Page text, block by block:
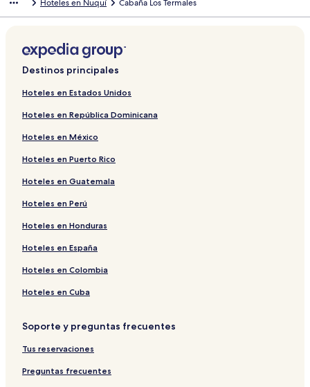
Hoteles en Nuquí Cabaña Los Termales
Destinos principales
Hoteles en Estados Unidos
Hoteles en República Dominicana
Hoteles en México
Hoteles en Puerto Rico
Hoteles en Guatemala
Hoteles en Perú
Hoteles en Honduras
Hoteles en España
Hoteles en Colombia
Hoteles en Cuba
Soporte y preguntas frecuentes
Tus reservaciones
Preguntas frecuentes